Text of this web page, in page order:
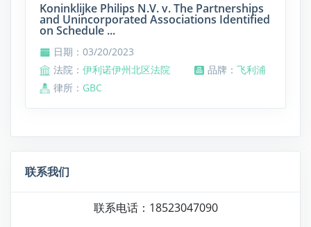
Koninklijke Philips N.V. v. The Partnerships
and Unincorporated Associations Identified
on Schedule ...
日期：03/20/2023
法院： 伊利诺伊州北区法院 品牌： 飞利浦
律所： GBC
联系我们
联系电话：18523047090